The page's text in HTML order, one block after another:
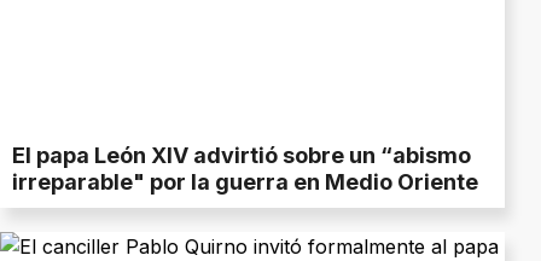
El papa León XIV advirtió sobre un “abismo
irreparable" por la guerra en Medio Oriente